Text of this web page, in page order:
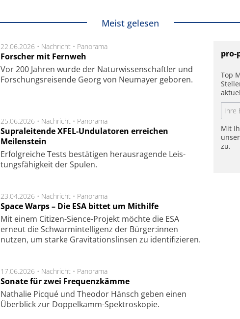
Meist gelesen
22.06.2026 • Nachricht • Panorama
Forscher mit Fernweh
Vor 200 Jahren wurde der Naturwissenschaftler und
Forschungsreisende Georg von Neumayer geboren.
25.06.2026 • Nachricht • Panorama
Supraleitende XFEL-Undulatoren erreichen
Meilenstein
Er­folg­rei­che Tests be­stä­ti­gen he­raus­ra­gen­de Leis­
tungs­fä­hig­keit der Spu­len.
23.04.2026 • Nachricht • Panorama
Space Warps – Die ESA bittet um Mithilfe
Mit einem Citizen-Sience-Projekt möchte die ESA
erneut die Schwarmintelligenz der Bürger:innen
nutzen, um starke Gravitationslinsen zu identifizieren.
17.06.2026 • Nachricht • Panorama
Sonate für zwei Frequenzkämme
Nathalie Picqué und Theodor Hänsch geben einen
Überblick zur Doppelkamm-Spektroskopie.
pro-
Top
Mit
zu.